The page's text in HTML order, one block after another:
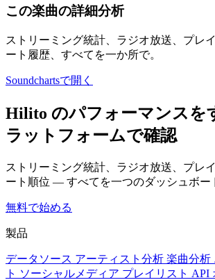
この楽曲の詳細分析
ストリーミング統計、ラジオ放送、プレ
ート履歴、すべてを一か所で。
Soundchartsで開く
Hilito のパフォーマンスを
ラットフォームで確認
ストリーミング統計、ラジオ放送、プレ
ート順位 — すべてを一つのダッシュボー
無料で始める
製品
データソース アーティスト分析 楽曲分析
ト ソーシャルメディア プレイリスト API